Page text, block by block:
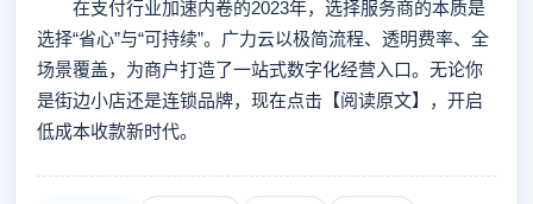
在支付行业加速内卷的2023年，选择服务商的本质是
选择“省心”与“可持续”。广力云以极简流程、透明费率、全
场景覆盖，为商户打造了一站式数字化经营入口。无论你
是街边小店还是连锁品牌，现在点击【阅读原文】，开启
低成本收款新时代。